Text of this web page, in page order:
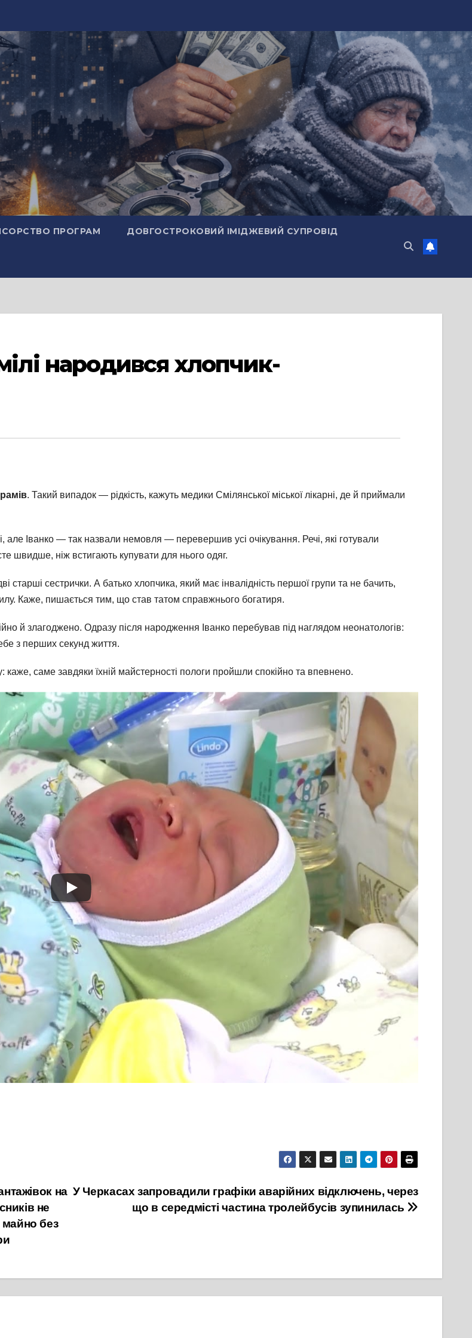
ПРОГРАМ ДОВГОСТРОКОВИЙ ІМІДЖЕВИЙ СУПРОВІД
народився хлопчик-
. Такий випадок — рідкість, кажуть медики Смілянської міської лікарні, де й приймали
Іванко — так назвали немовля — перевершив усі очікування. Речі, які готували
швидше, ніж встигають купувати для нього одяг.
сестрички. А батько хлопчика, який має інвалідність першої групи та не бачить,
Каже, пишається тим, що став татом справжнього богатиря.
й злагоджено. Одразу після народження Іванко перебував під наглядом неонатологів:
з перших секунд життя.
каже, саме завдяки їхній майстерності пологи пройшли спокійно та впевнено.
У Черкасах запровадили графіки аварійних відключень, через
що в середмісті частина тролейбусів зупинилась
на
не
майно без